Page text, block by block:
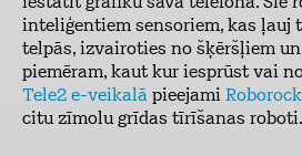
inteliģentiem sensoriem, kas ļauj
telpās, izvairoties no šķēršļiem
piemēram, kaut kur iesprūst vai
Tele2 e-veikalā pieejami Roborock
citu zīmolu grīdas tīrīšanas roboti.